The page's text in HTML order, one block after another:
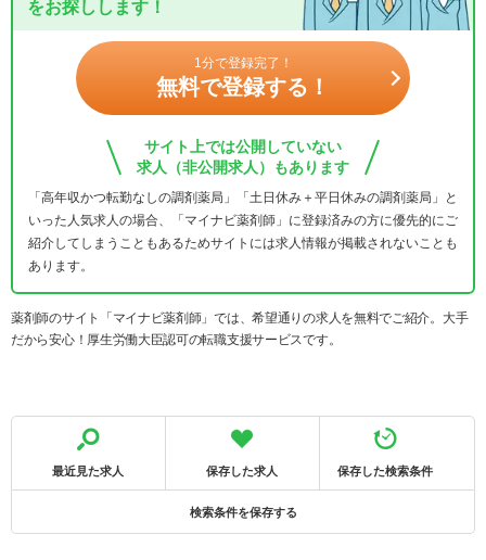
をお探しします！
1分で登録完了！
無料で登録する！
サイト上では公開していない
求人（非公開求人）もあります
「高年収かつ転勤なしの調剤薬局」「土日休み＋平日休みの調剤薬局」と
いった人気求人の場合、「マイナビ薬剤師」に登録済みの方に優先的にご
紹介してしまうこともあるためサイトには求人情報が掲載されないことも
あります。
薬剤師のサイト「マイナビ薬剤師」では、希望通りの求人を無料でご紹介。大手
だから安心！厚生労働大臣認可の転職支援サービスです。
最近見た求人 保存した求人 保存した検索条件
検索条件を保存する